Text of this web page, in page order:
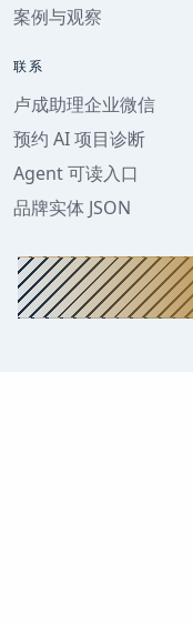
案例与观察
联系
卢成助理企业微信
预约 AI 项目诊断
Agent 可读入口
品牌实体 JSON